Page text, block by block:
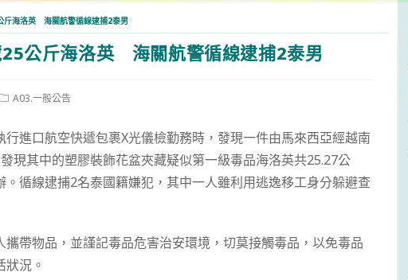
斤海洛英 海關航警循線逮捕2泰男
公斤海洛英 海關航警循線逮捕2泰男
PostA03.一般公告
進口航空快遞包裹X光儀檢勤務時，發現一件由馬來西亞經越南
現其中的塑膠裝飾花盆夾藏疑似第一級毒品海洛英共25.27公
循線逮捕2名泰國籍嫌犯，其中一人雖利用逃逸移工身分躲避查
帶物品，並謹記毒品危害治安環境，切莫接觸毒品，以免毒品
況。